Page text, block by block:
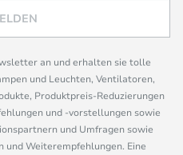
an und erhalten sie tolle
und Leuchten, Ventilatoren,
Produktpreis-Reduzierungen
und -vorstellungen sowie
und Umfragen sowie
Weiterempfehlungen. Eine